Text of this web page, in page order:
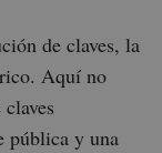
de claves, la
Aquí no
pública y una